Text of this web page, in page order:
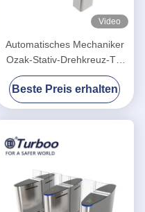
Video
Automatisches Mechaniker
Ozak-Stativ-Drehkreuz-Tor
mit Sprach-und
Rundumleuchte-Alarmen
Beste Preis erhalten